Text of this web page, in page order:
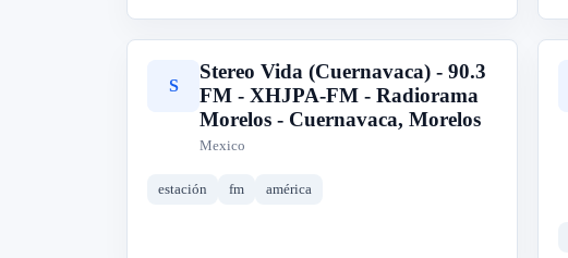
S
Stereo Vida (Cuernavaca) - 90.3
FM - XHJPA-FM - Radiorama
Morelos - Cuernavaca, Morelos
Mexico
estación fm américa